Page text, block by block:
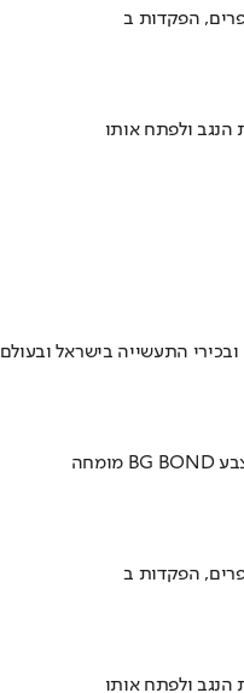
הנגב ולפתח אותו
התעשייה בישראל ובעולם
הנגב ולפתח אותו